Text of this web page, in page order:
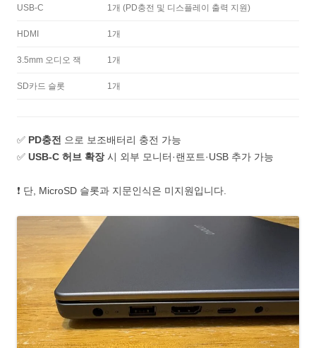
USB-C 1개 (PD충전 및 디스플레이 출력 지원)
HDMI 1개
3.5mm 오디오 잭 1개
SD카드 슬롯 1개
✅ PD충전 으로 보조배터리 충전 가능
✅ USB-C 허브 확장시 외부 모니터·랜포트·USB 추가 가능
❗ 단, MicroSD 슬롯과 지문인식은 미지원입니다.